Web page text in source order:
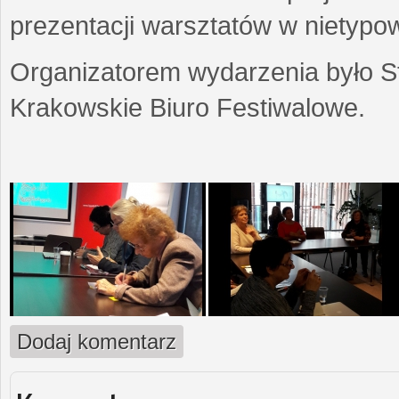
prezentacji warsztatów w
Organizatorem wydarzenia było
Krakowskie Biuro Festiwalowe.
Dodaj komentarz